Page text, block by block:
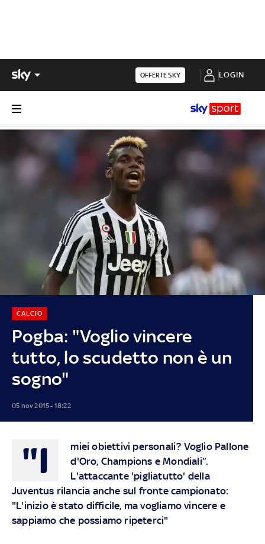
OFFERTE SKY LOGIN
Pogba: "Voglio vincere
tutto, lo scudetto non è un
sogno"
CALCIO
05 nov 2015 - 18:22
"I
miei obiettivi personali? Voglio Pallone
d'Oro, Champions e Mondiali”.
L'attaccante 'pigliatutto' della
Juventus rilancia anche sul fronte campionato:
"L'inizio è stato difficile, ma vogliamo vincere e
sappiamo che possiamo ripeterci"